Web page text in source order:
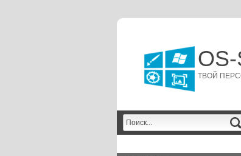
ТВОЙ